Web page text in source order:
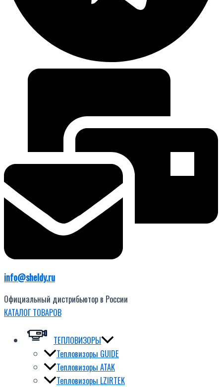
info@sheldy.ru
Официальный дистрибьютор в России
КАТАЛОГ ТОВАРОВ
ТЕПЛОВИЗОРЫ
Тепловизоры GUIDE
Тепловизоры ATAK
Тепловизоры LZIRTEK